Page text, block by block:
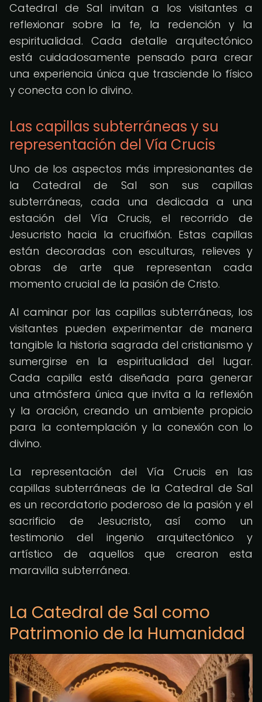
Catedral de Sal invitan a los visitantes a
reflexionar sobre la fe, la redención y la
espiritualidad. Cada detalle arquitectónico
está cuidadosamente pensado para crear
una experiencia única que trasciende lo físico
y conecta con lo divino.
Las capillas subterráneas y su
representación del Vía Crucis
Uno de los aspectos más impresionantes de
la Catedral de Sal son sus capillas
subterráneas, cada una dedicada a una
estación del Vía Crucis, el recorrido de
Jesucristo hacia la crucifixión. Estas capillas
están decoradas con esculturas, relieves y
obras de arte que representan cada
momento crucial de la pasión de Cristo.
Al caminar por las capillas subterráneas, los
visitantes pueden experimentar de manera
tangible la historia sagrada del cristianismo y
sumergirse en la espiritualidad del lugar.
Cada capilla está diseñada para generar
una atmósfera única que invita a la reflexión
y la oración, creando un ambiente propicio
para la contemplación y la conexión con lo
divino.
La representación del Vía Crucis en las
capillas subterráneas de la Catedral de Sal
es un recordatorio poderoso de la pasión y el
sacrificio de Jesucristo, así como un
testimonio del ingenio arquitectónico y
artístico de aquellos que crearon esta
maravilla subterránea.
La Catedral de Sal como
Patrimonio de la Humanidad